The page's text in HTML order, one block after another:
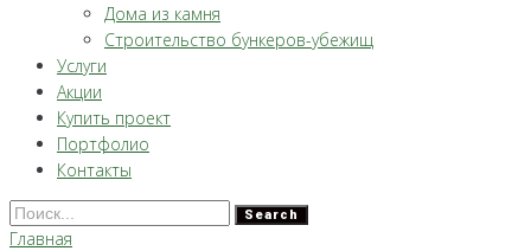
Дома из камня
Строительство бункеров-убежищ
Услуги
Акции
Купить проект
Портфолио
Контакты
Search
Главная